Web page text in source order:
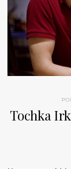
Tochka